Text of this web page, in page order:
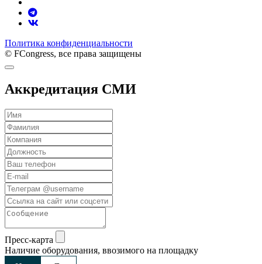
Политика конфиденциальности
© FCongress, все права защищены
Аккредитация СМИ
Пресс-карта
Наличие оборудования, ввозимого на площадку